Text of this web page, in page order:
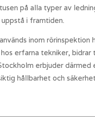
på alla typer av
i framtiden.
inom
erfarna tekniker,
erbjuder
hållbarhet och